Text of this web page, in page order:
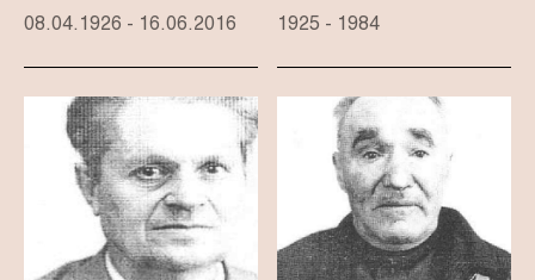
08.04.1926 - 16.06.2016 1925 - 1984